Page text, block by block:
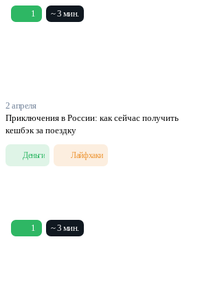
1 ~ 3 мин.
2 апреля
Приключения в России: как сейчас получить
кешбэк за поездку
Деньги Лайфхаки
1 ~ 3 мин.